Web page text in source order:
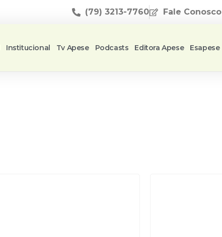
(79) 3213-7760 Fale Conosco
Institucional Tv Apese Podcasts Editora Apese Esapese